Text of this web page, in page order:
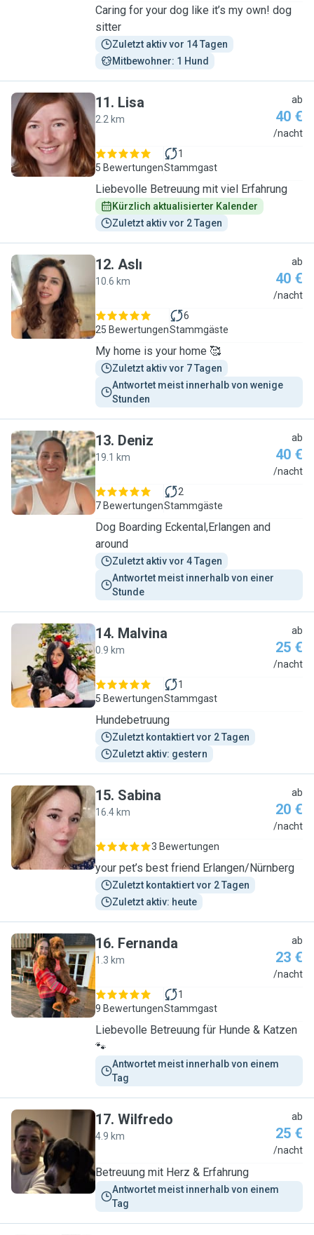
Caring for your dog like it’s my own! dog
sitter
Zuletzt aktiv vor 14 Tagen
Mitbewohner: 1 Hund
L
11. Lisa
2.2 km
ab
40 €
/nacht
5 Bewertungen
1
Stammgast
Liebevolle Betreuung mit viel Erfahrung
Kürzlich aktualisierter Kalender
Zuletzt aktiv vor 2 Tagen
A
12. Aslı
10.6 km
ab
40 €
/nacht
25 Bewertungen
6
Stammgäste
My home is your home 🥰
Zuletzt aktiv vor 7 Tagen
Antwortet meist innerhalb von wenige
Stunden
D
13. Deniz
19.1 km
ab
40 €
/nacht
7 Bewertungen
2
Stammgäste
Dog Boarding Eckental,Erlangen and
around
Zuletzt aktiv vor 4 Tagen
Antwortet meist innerhalb von einer
Stunde
M
14. Malvina
0.9 km
ab
25 €
/nacht
5 Bewertungen
1
Stammgast
Hundebetruung
Zuletzt kontaktiert vor 2 Tagen
Zuletzt aktiv: gestern
S
15. Sabina
16.4 km
ab
20 €
/nacht
3 Bewertungen
your pet’s best friend Erlangen/Nürnberg
Zuletzt kontaktiert vor 2 Tagen
Zuletzt aktiv: heute
F
16. Fernanda
1.3 km
ab
23 €
/nacht
9 Bewertungen
1
Stammgast
Liebevolle Betreuung für Hunde & Katzen
🐾
Antwortet meist innerhalb von einem
Tag
W
17. Wilfredo
4.9 km
ab
25 €
/nacht
Betreuung mit Herz & Erfahrung
Antwortet meist innerhalb von einem
Tag